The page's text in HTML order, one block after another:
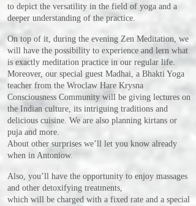
to depict the versatility in the field of yoga and a
deeper understanding of the practice.
On top of it, during the evening Zen Meditation, we
will have the possibility to experience and lern what
is exactly meditation practice in our regular life.
Moreover, our special guest Madhai, a Bhakti Yoga
teacher from the Wroclaw Hare Krysna
Consciousness Community will be giving lectures on
the Indian culture, its intriguing traditions and
delicious cuisine. We are also planning kirtans or
puja and more.
About other surprises we’ll let you know already
when in Antoniow.
Also, you’ll have the opportunity to enjoy massages
and other detoxifying treatments,
which will be charged with a fixed rate and a special